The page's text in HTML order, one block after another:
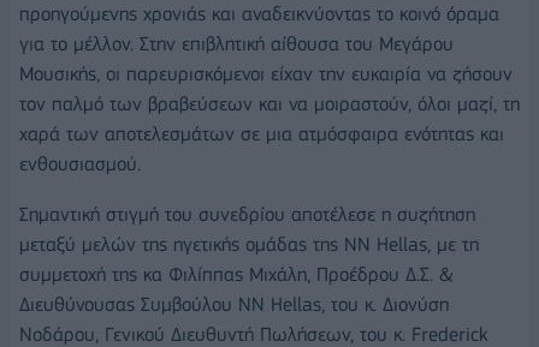
προηγούμενης χρονιάς και αναδεικνύοντας το κοινό όραμα
για το μέλλον. Στην επιβλητική αίθουσα του Μεγάρου
Μουσικής, οι παρευρισκόμενοι είχαν την ευκαιρία να ζήσουν
τον παλμό των βραβεύσεων και να μοιραστούν, όλοι μαζί, τη
χαρά των αποτελεσμάτων σε μια ατμόσφαιρα ενότητας και
ενθουσιασμού.
Σημαντική στιγμή του συνεδρίου αποτέλεσε η συζήτηση
μεταξύ μελών της ηγετικής ομάδας της NN Hellas, με τη
συμμετοχή της κα Φιλίππας Μιχάλη, Προέδρου Δ.Σ. &
Διευθύνουσας Συμβούλου NN Hellas, του κ. Διονύση
Νοδάρου, Γενικού Διευθυντή Πωλήσεων, του κ. Frederick